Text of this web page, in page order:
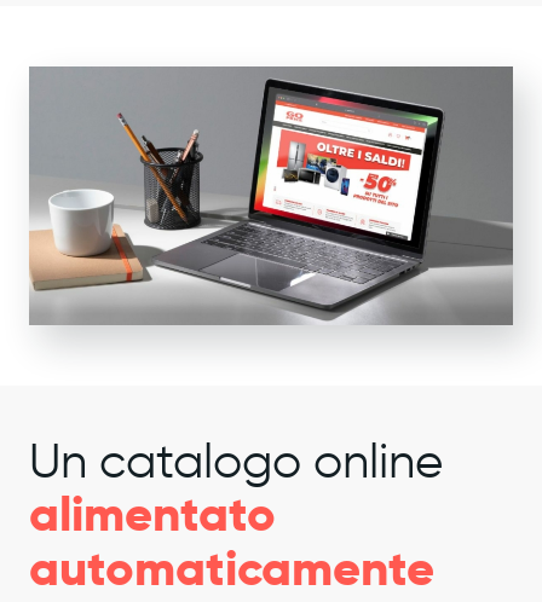
Un catalogo online
alimentato
automaticamente